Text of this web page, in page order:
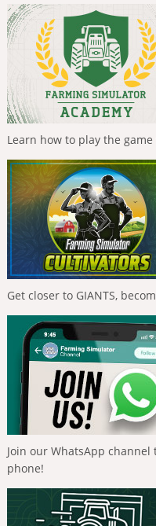
Learn how to play the
Get closer to GIANTS,
Join our WhatsApp
phone!